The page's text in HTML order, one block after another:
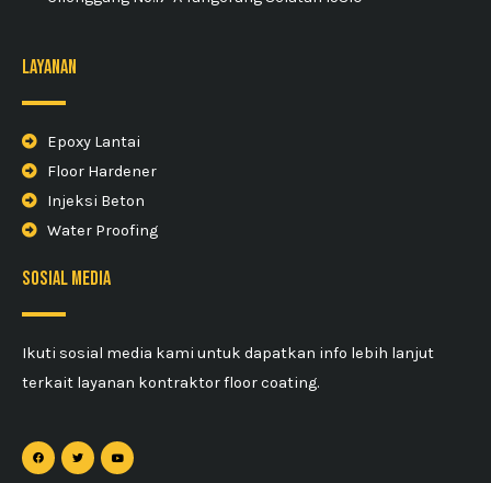
Layanan
Epoxy Lantai
Floor Hardener
Injeksi Beton
Water Proofing
sosial media
Ikuti sosial media kami untuk dapatkan info lebih lanjut
terkait layanan kontraktor floor coating.